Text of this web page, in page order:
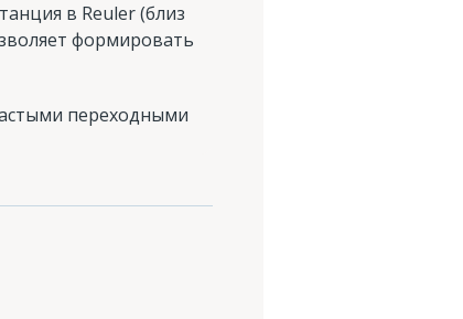
в Reuler (близ
формировать
переходными